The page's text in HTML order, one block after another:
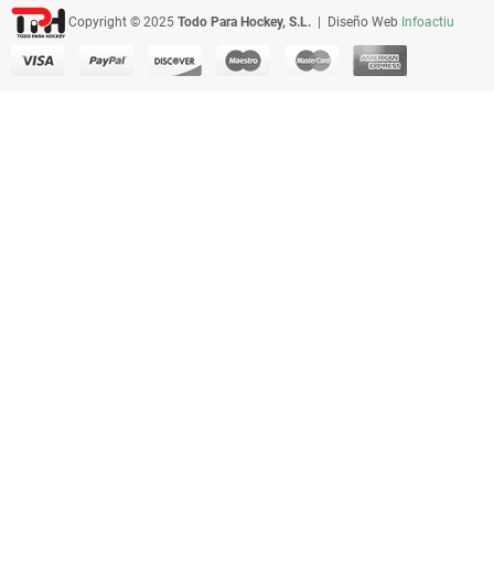
Copyright © 2025 Todo Para Hockey, S.L. | Diseño Web Infoactiu